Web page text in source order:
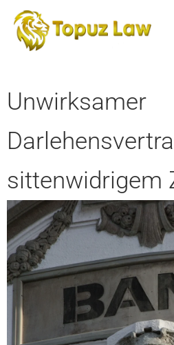
Unwirksamer
sittenwidrigem